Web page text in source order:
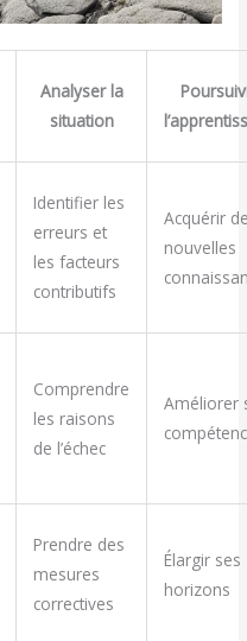
Analyser la
situation
Identifier les
erreurs et
les facteurs
contributifs
Acquérir
nouvelles
Comprendre
les raisons
de l’échec
Améliorer
Prendre des
mesures
correctives
Élargir ses
horizons